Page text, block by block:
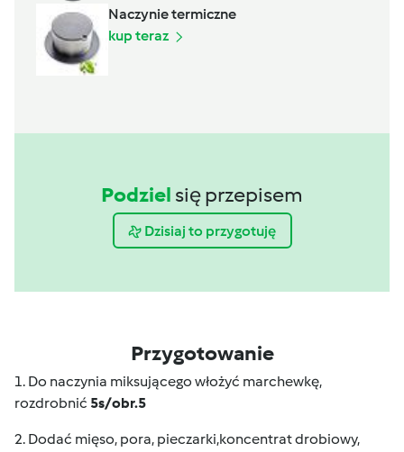
Naczynie termiczne
kup teraz
Podziel się przepisem
Dzisiaj to przygotuję
Przygotowanie
1. Do naczynia miksującego włożyć marchewkę,
rozdrobnić 5s/obr.5
2. Dodać mięso, pora, pieczarki,koncentrat drobiowy,